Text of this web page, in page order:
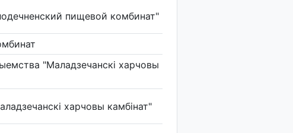
пищевой комбинат"
"Маладзечанскі харчовы
харчовы камбінат"